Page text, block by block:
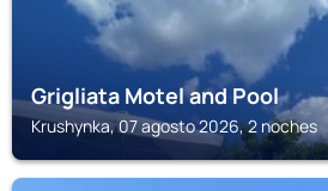
Grigliata Motel and Pool
Krushynka, 07 agosto 2026, 2 noches